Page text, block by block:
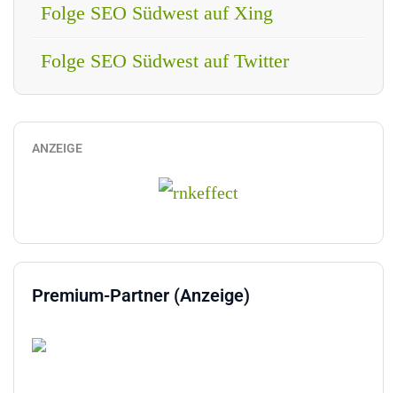
Folge SEO Südwest auf Xing
Folge SEO Südwest auf Twitter
ANZEIGE
Premium-Partner (Anzeige)